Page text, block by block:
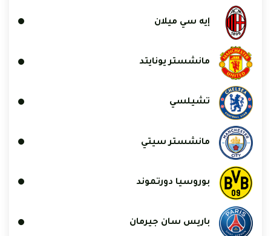
إيه سي ميلان
مانشستر يونايتد
تشيلسي
مانشستر سيتي
بوروسيا دورتموند
باريس سان جيرمان